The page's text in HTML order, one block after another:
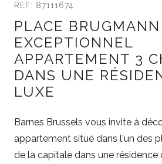
REF: 87111674
PLACE
EXCEPTIONNEL
APPARTEMENT 3
DANS UNE
LUXE
Barnes Brussels vous invite à
appartement situé dans l'un des
de la capitale dans une résidence